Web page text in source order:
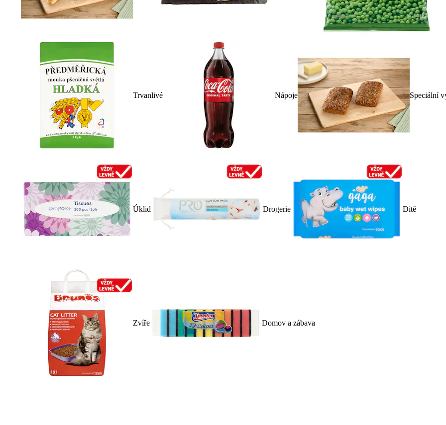
Trvanlivé Nápoje Speciální
Úklid Drogerie Dítě
Zvíře Domov a zábava